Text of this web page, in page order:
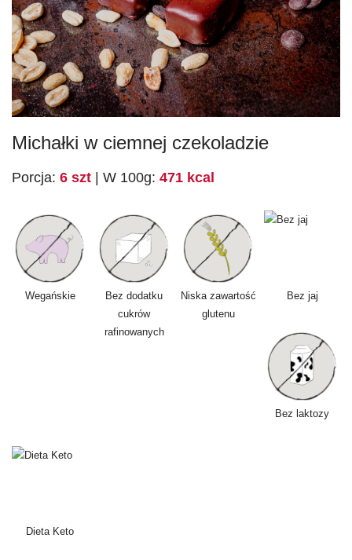
Michałki w ciemnej czekoladzie
Porcja: 6 szt W 100g: 471 kcal
Wegańskie
Bez dodatku
cukrów
rafinowanych
Niska zawartość
glutenu
Bez jaj
Bez laktozy
Dieta Keto